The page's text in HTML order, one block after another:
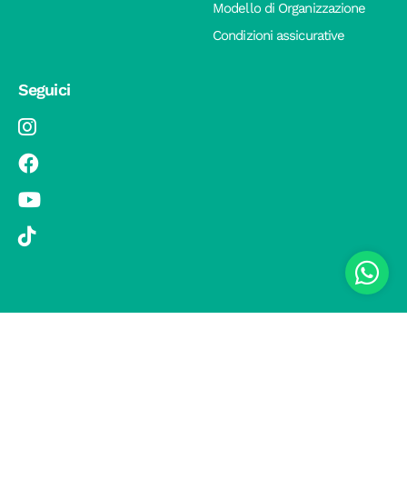
Modello di Organizzazione
Condizioni assicurative
Seguici